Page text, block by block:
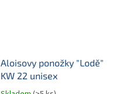
Aloisovy ponožky "Lodě"
KW 22 unisex